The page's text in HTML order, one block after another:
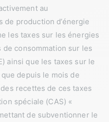
au
de production d’énergie
les taxes sur les énergies
consommation sur les
ainsi que les taxes sur le
depuis le mois de
recettes de ces taxes
spéciale (CAS) «
de subventionner le